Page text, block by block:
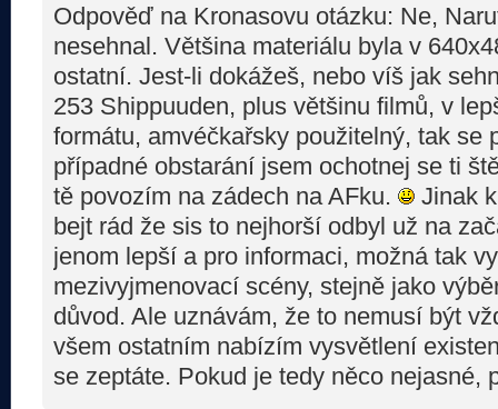
Odpověď na Kronasovu otázku: Ne,
nesehnal. Většina materiálu byla v
ostatní. Jest-li dokážeš, nebo víš jak
253 Shippuuden, plus většinu filmů, v
formátu, amvéčkařsky použitelný, tak se
případné obstarání jsem ochotnej se ti
tě povozím na zádech na AFku.
Jinak
bejt rád že sis to nejhorší odbyl už na
jenom lepší a pro informaci, možná tak
mezivyjmenovací scény, stejně jako
důvod. Ale uznávám, že to nemusí být
všem ostatním nabízím vysvětlení
se zeptáte. Pokud je tedy něco nejasné,